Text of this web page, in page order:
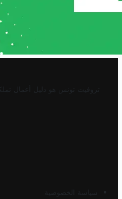
تروفيت تونس هو دليل أعمال
سياسة الخصوصية